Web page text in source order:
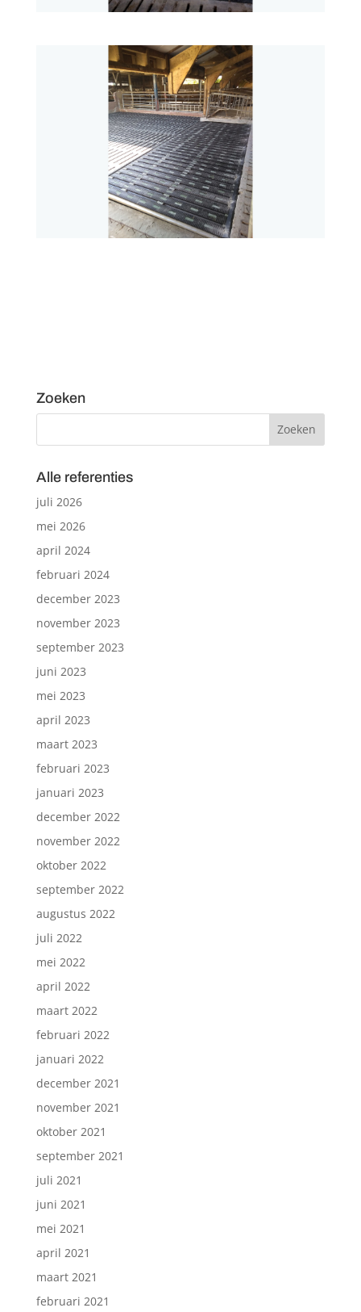
Zoeken
Alle referenties
juli 2026
mei 2026
april 2024
februari 2024
december 2023
november 2023
september 2023
juni 2023
mei 2023
april 2023
maart 2023
februari 2023
januari 2023
december 2022
november 2022
oktober 2022
september 2022
augustus 2022
juli 2022
mei 2022
april 2022
maart 2022
februari 2022
januari 2022
december 2021
november 2021
oktober 2021
september 2021
juli 2021
juni 2021
mei 2021
april 2021
maart 2021
februari 2021